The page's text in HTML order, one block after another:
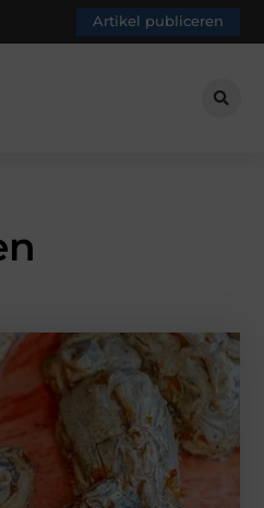
Artikel publiceren